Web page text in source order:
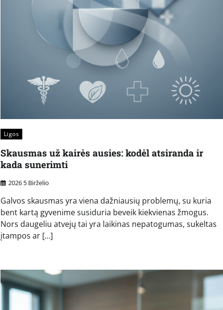
Ligos
Skausmas už kairės ausies: kodėl atsiranda ir
kada sunerimti
2026 5 Birželio
Galvos skausmas yra viena dažniausių problemų, su kuria
bent kartą gyvenime susiduria beveik kiekvienas žmogus.
Nors daugeliu atvejų tai yra laikinas nepatogumas, sukeltas
įtampos ar […]